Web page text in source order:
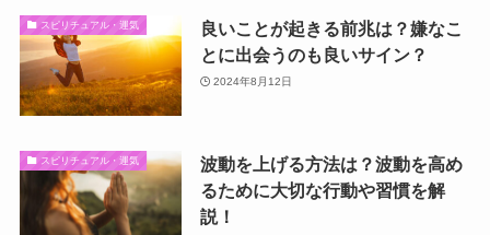
スピリチュアル・運気
良いことが起きる前兆は？嫌なこ
とに出会うのも良いサイン？
2024年8月12日
スピリチュアル・運気
波動を上げる方法は？波動を高め
るために大切な行動や習慣を解
説！